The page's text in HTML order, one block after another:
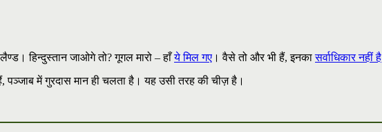
हिन्दुस्तान जाओगे तो? गूगल मारो – हाँये मिल गए । वैसे तो और भी हैं, इनकासर्वाधिकार नहीं है
पञ्जाब में गुरदास मान ही चलता है। यह उसी तरह की चीज़ है।